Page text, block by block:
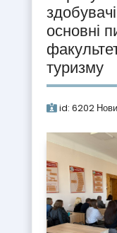
основні
туризму
id: 6202